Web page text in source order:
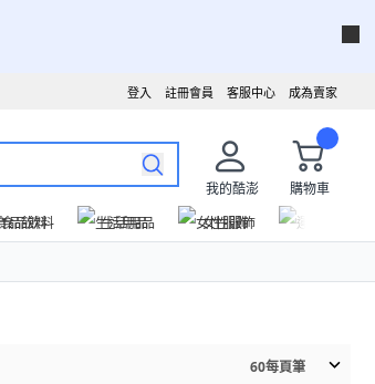
成為賣家
客服中心
註冊會員
登入
我的酷澎
購物車
食品飲料 生活用品 女性服飾
60每頁筆